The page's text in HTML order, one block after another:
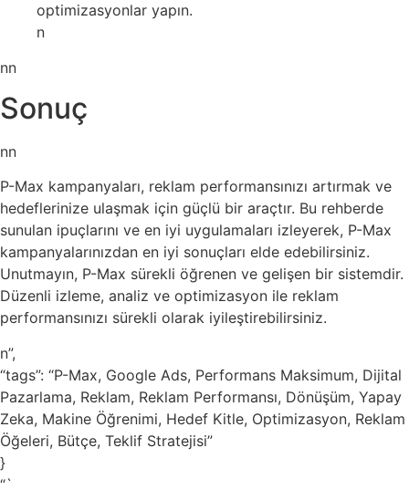
optimizasyonlar yapın.
n
nn
Sonuç
nn
P-Max kampanyaları, reklam performansınızı artırmak ve
hedeflerinize ulaşmak için güçlü bir araçtır. Bu rehberde
sunulan ipuçlarını ve en iyi uygulamaları izleyerek, P-Max
kampanyalarınızdan en iyi sonuçları elde edebilirsiniz.
Unutmayın, P-Max sürekli öğrenen ve gelişen bir sistemdir.
Düzenli izleme, analiz ve optimizasyon ile reklam
performansınızı sürekli olarak iyileştirebilirsiniz.
n”,
“tags”: “P-Max, Google Ads, Performans Maksimum, Dijital
Pazarlama, Reklam, Reklam Performansı, Dönüşüm, Yapay
Zeka, Makine Öğrenimi, Hedef Kitle, Optimizasyon, Reklam
Öğeleri, Bütçe, Teklif Stratejisi”
}
“`